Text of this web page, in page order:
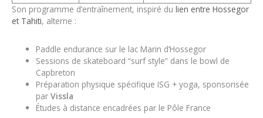
Son programme d’entraînement, inspiré du lien entre Hossegor
et Tahiti, alterne :
Paddle endurance sur le lac Marin d’Hossegor
Sessions de skateboard “surf style” dans le bowl de
Capbreton
Préparation physique spécifique ISG + yoga, sponsorisée
parVissla
Études à distance encadrées par le Pôle France